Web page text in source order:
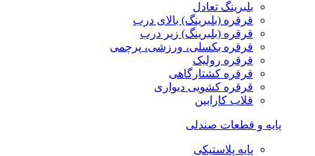
بلبرینگ تعادل
قرقره (بلبرینگ) بالای درب
قرقره (بلبرینگ) زیر درب
قرقره بکسلی، ورزشی، پرچمی
قرقره رولیک
قرقره کشتارگاهی
قرقره کشویی دیواری
قلاب کارابین
پایه و قطعات صندلی
پایه پلاستیکی